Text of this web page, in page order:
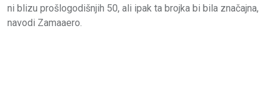
ni blizu prošlogodišnjih 50, ali ipak ta brojka bi bila značajna,
navodi Zamaaero.